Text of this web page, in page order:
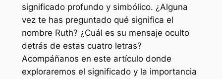
significado profundo y simbólico. ¿Alguna
vez te has preguntado qué significa el
nombre Ruth? ¿Cuál es su mensaje oculto
detrás de estas cuatro letras?
Acompáñanos en este artículo donde
exploraremos el significado y la importancia